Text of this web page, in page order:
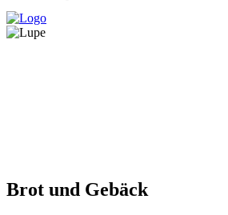
Brot und Gebäck